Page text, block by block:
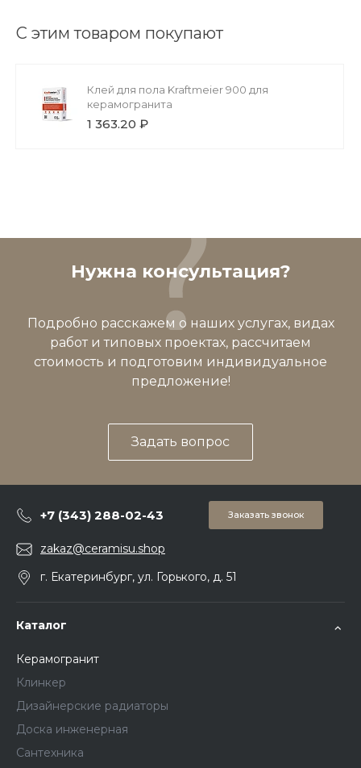
С этим товаром покупают
Клей для пола Kraftmeier 900 для
керамогранита
1 363.20 ₽
Нужна консультация?
Подробно расскажем о наших услугах, видах
работ и типовых проектах, рассчитаем
стоимость и подготовим индивидуальное
предложение!
Задать вопрос
+7 (343) 288-02-43 Заказать звонок
zakaz@ceramisu.shop
г. Екатеринбург, ул. Горького, д. 51
Каталог
Керамогранит
Клинкер
Дизайнерские радиаторы
Доска инженерная
Сантехника